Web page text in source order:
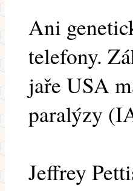
Ani
telefony.
jaře USA
paralýzy
Jeffrey